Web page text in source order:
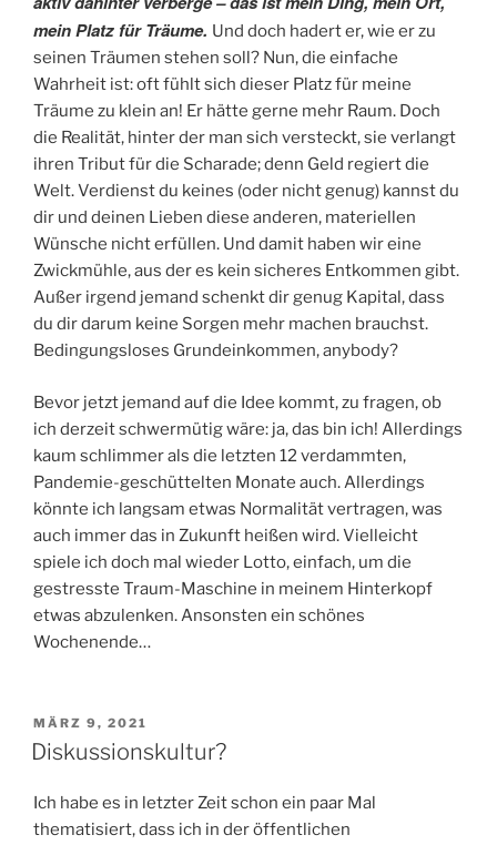
mein Platz für Träume. Und doch hadert er, wie er zu
seinen Träumen stehen soll? Nun, die einfache
Wahrheit ist: oft fühlt sich dieser Platz für meine
Träume zu klein an! Er hätte gerne mehr Raum. Doch
die Realität, hinter der man sich versteckt, sie verlangt
ihren Tribut für die Scharade; denn Geld regiert die
Welt. Verdienst du keines (oder nicht genug) kannst du
dir und deinen Lieben diese anderen, materiellen
Wünsche nicht erfüllen. Und damit haben wir eine
Zwickmühle, aus der es kein sicheres Entkommen gibt.
Außer irgend jemand schenkt dir genug Kapital, dass
du dir darum keine Sorgen mehr machen brauchst.
Bedingungsloses Grundeinkommen, anybody?
Bevor jetzt jemand auf die Idee kommt, zu fragen, ob
ich derzeit schwermütig wäre: ja, das bin ich! Allerdings
kaum schlimmer als die letzten 12 verdammten,
Pandemie-geschüttelten Monate auch. Allerdings
könnte ich langsam etwas Normalität vertragen, was
auch immer das in Zukunft heißen wird. Vielleicht
spiele ich doch mal wieder Lotto, einfach, um die
gestresste Traum-Maschine in meinem Hinterkopf
etwas abzulenken. Ansonsten ein schönes
Wochenende…
VERÖFFENTLICHT
AM
MÄRZ 9, 2021
Diskussionskultur?
Ich habe es in letzter Zeit schon ein paar Mal
thematisiert, dass ich in der öffentlichen